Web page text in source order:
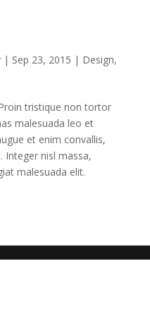
| Sep 23, 2015 | Design,
tristique non tortor
malesuada leo et
et enim convallis,
nisl massa,
malesuada elit.